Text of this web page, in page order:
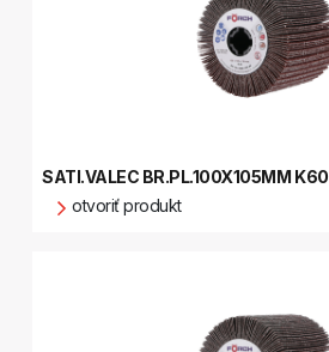
SATI.VALEC BR.PL.100X105MM K60
otvoriť produkt